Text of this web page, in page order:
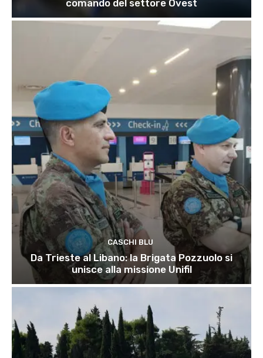
comando del settore Ovest
CASCHI BLU
Da Trieste al Libano: la Brigata Pozzuolo si
unisce alla missione Unifil